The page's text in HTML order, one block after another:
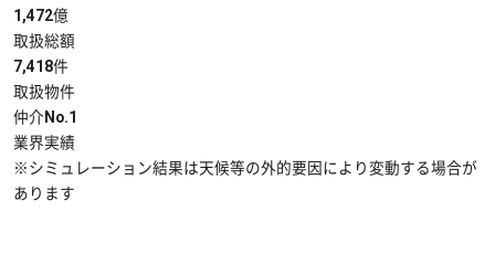
1,472億
取扱総額
7,418件
取扱物件
仲介No.1
業界実績
※シミュレーション結果は天候等の外的要因により変動する場合が
あります